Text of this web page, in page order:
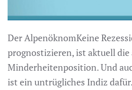
Der AlpenöknomKeine
prognostizieren, ist aktuell die
Minderheitenposition. Und
ist ein untrügliches Indiz